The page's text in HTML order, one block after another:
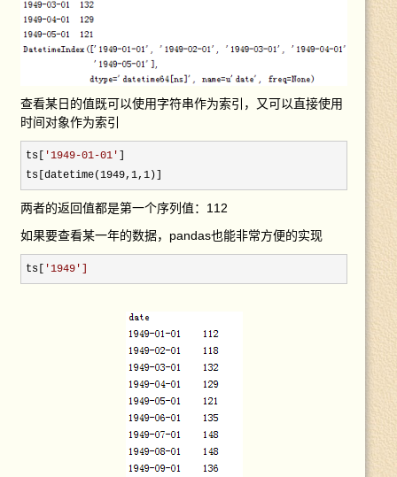
查看某日的值既可以使用字符串作为索引，又可以直接使用
时间对象作为索引
ts[ '1949-01-01 '
ts[datetime(1949,1,1)]
两者的返回值都是第一个序列值：112
如果要查看某一年的数据，pandas也能非常方便的实现
ts[ '1949 ']